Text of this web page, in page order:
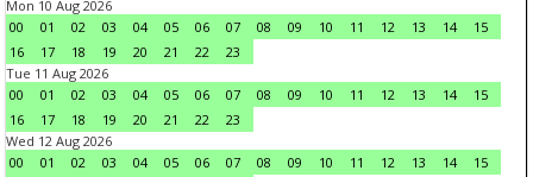
Mon 10 Aug 2026
00
01 02 03 04 05 06 07 08 09 10 11 12 13 14
15
16
17 18 19 20 21 22
23
Tue 11 Aug 2026
00
01 02 03 04 05 06 07 08 09 10 11 12 13 14
15
16
17 18 19 20 21 22
23
Wed 12 Aug 2026
00
01 02 03 04 05 06 07 08 09 10 11 12 13 14
15